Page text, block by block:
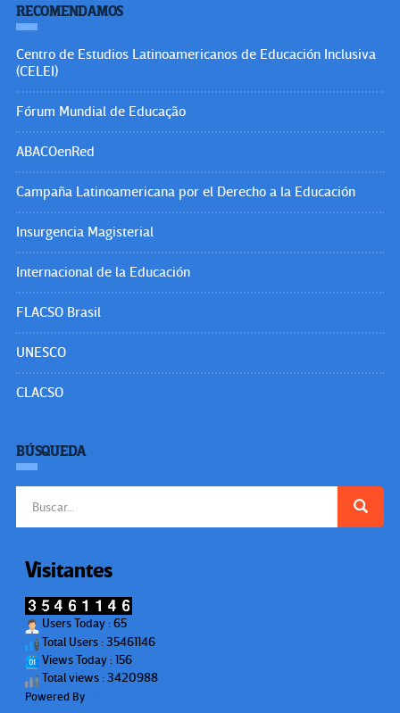
RECOMENDAMOS
Centro de Estudios Latinoamericanos de Educación Inclusiva
(CELEI)
Fórum Mundial de Educação
ABACOenRed
Campaña Latinoamericana por el Derecho a la Educación
Insurgencia Magisterial
Internacional de la Educación
FLACSO Brasil
UNESCO
CLACSO
BÚSQUEDA
Visitantes
Users Today : 65
Total Users : 35461146
Views Today : 156
Total views : 3420988
Powered By